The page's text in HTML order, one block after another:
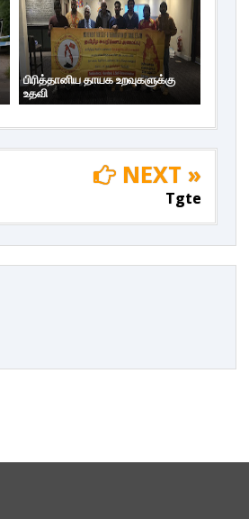
பிரித்தானிய தாயக உறவுகளுக்கு
உதவி
NEXT »
Tgte